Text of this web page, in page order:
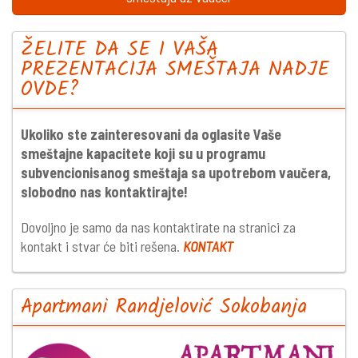
ŽELITE DA SE I VAŠA
PREZENTACIJA SMEŠTAJA NADJE
OVDE?
Ukoliko ste zainteresovani da oglasite Vaše
smeštajne kapacitete koji su u programu
subvencionisanog smeštaja sa upotrebom vaučera,
slobodno nas kontaktirajte!
Dovoljno je samo da nas kontaktirate na stranici za
kontakt i stvar će biti rešena. KONTAKT
Apartmani Randjelović Sokobanja